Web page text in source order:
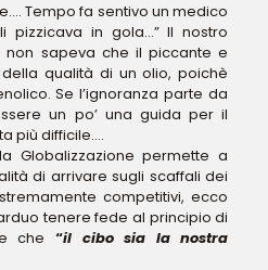
Tempo fa sentivo un medico
pizzicava in gola…” Il nostro
non sapeva che il piccante e
qualità di un olio, poichè
Se l’ignoranza parte da
un po’ una guida per il
più difficile….
Globalizzazione permette a
di arrivare sugli scaffali dei
competitivi, ecco
tenere fede al principio di
che “il cibo sia la nostra